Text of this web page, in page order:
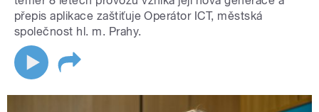
přepis aplikace zaštiťuje Operátor ICT, městská
společnost hl. m. Prahy.